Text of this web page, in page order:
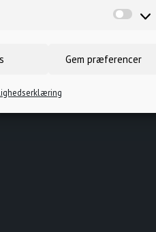
Gem præferencer
Afbestilling